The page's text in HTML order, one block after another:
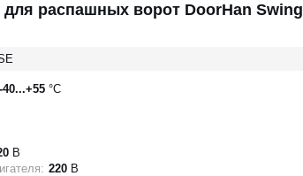
для распашных ворот DoorHan Swing
-40...+55 °C
В
220 В